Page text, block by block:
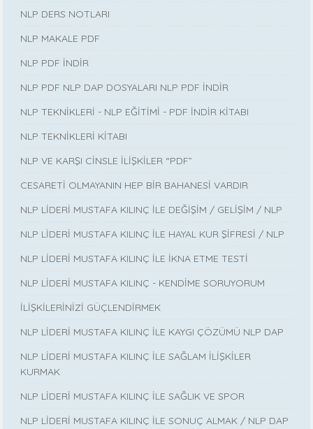
NLP DERS NOTLARI
NLP MAKALE PDF
NLP PDF İNDİR
NLP PDF NLP DAP DOSYALARI NLP PDF İNDİR
NLP TEKNİKLERİ - NLP EĞİTİMİ - PDF İNDİR KİTABI
NLP TEKNİKLERİ KİTABI
NLP VE KARŞI CİNSLE İLİŞKİLER “PDF”
CESARETİ OLMAYANIN HEP BİR BAHANESİ VARDIR
NLP LİDERİ MUSTAFA KILINÇ İLE DEĞİŞİM / GELİŞİM / NLP
NLP LİDERİ MUSTAFA KILINÇ İLE HAYAL KUR ŞİFRESİ / NLP
NLP LİDERİ MUSTAFA KILINÇ İLE İKNA ETME TESTİ
NLP LİDERİ MUSTAFA KILINÇ - KENDİME SORUYORUM
İLİŞKİLERİNİZİ GÜÇLENDİRMEK
NLP LİDERİ MUSTAFA KILINÇ İLE KAYGI ÇÖZÜMÜ NLP DAP
NLP LİDERİ MUSTAFA KILINÇ İLE SAĞLAM İLİŞKİLER
KURMAK
NLP LİDERİ MUSTAFA KILINÇ İLE SAĞLIK VE SPOR
NLP LİDERİ MUSTAFA KILINÇ İLE SONUÇ ALMAK / NLP DAP